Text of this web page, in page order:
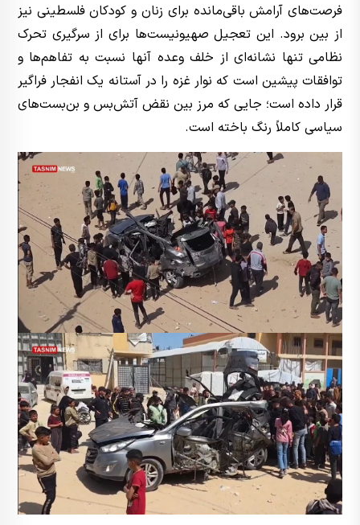
فرصت‌های آرامش باقی‌مانده برای زنان و کودکان فلسطینی نیز
از بین برود. این تعجیل صهیونیست‌ها برای از سرگیری تحرک
نظامی تنها نشانه‌ای از خلف وعده آنها نسبت به تفاهم‌ها و
توافقات پیشین است که نوار غزه را در آستانه یک انفجار فراگیر
قرار داده است؛ جایی که مرز بین نقض آتش‌بس و بن‌بست‌های
سیاسی کاملاً رنگ باخته است.